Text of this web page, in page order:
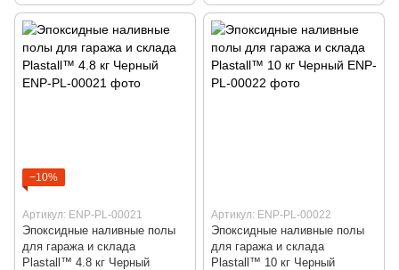
−10%
Артикул: ENP-PL-00021
Эпоксидные наливные полы
для гаража и склада
Plastall™ 4.8 кг Черный
Артикул: ENP-PL-00022
Эпоксидные наливные полы
для гаража и склада
Plastall™ 10 кг Черный